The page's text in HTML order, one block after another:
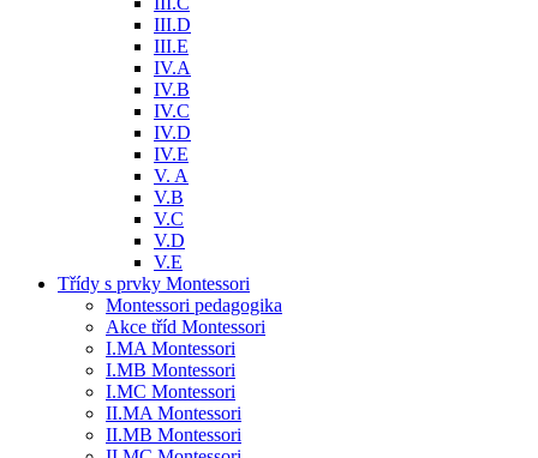
III.D
III.E
IV.A
IV.B
IV.C
IV.D
IV.E
V. A
V.B
V.C
V.D
V.E
Třídy s prvky Montessori
Montessori pedagogika
Akce tříd Montessori
I.MA Montessori
I.MB Montessori
I.MC Montessori
II.MA Montessori
II.MB Montessori